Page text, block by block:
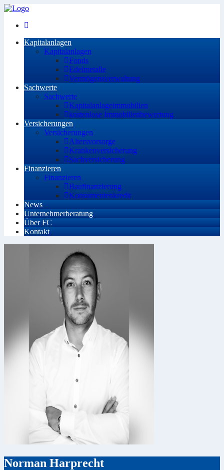
Kapitalanlagen
Kapitalanlagen
Fonds
Edelmetalle
Vermögensverwaltung
Sachwerte
Sachwerte
Kapitalanlageimmobilien
kostenlose Immobilienbewertung
Versicherungen
Versicherungen
Altersvorsorge
Krankenversicherung
Sachversicherung
Finanzieren
Finanzieren
Baufinanzierung
Konsumentenkredit
News
Unternehmerberatung
Über FC
Kontakt
Norman Harprecht